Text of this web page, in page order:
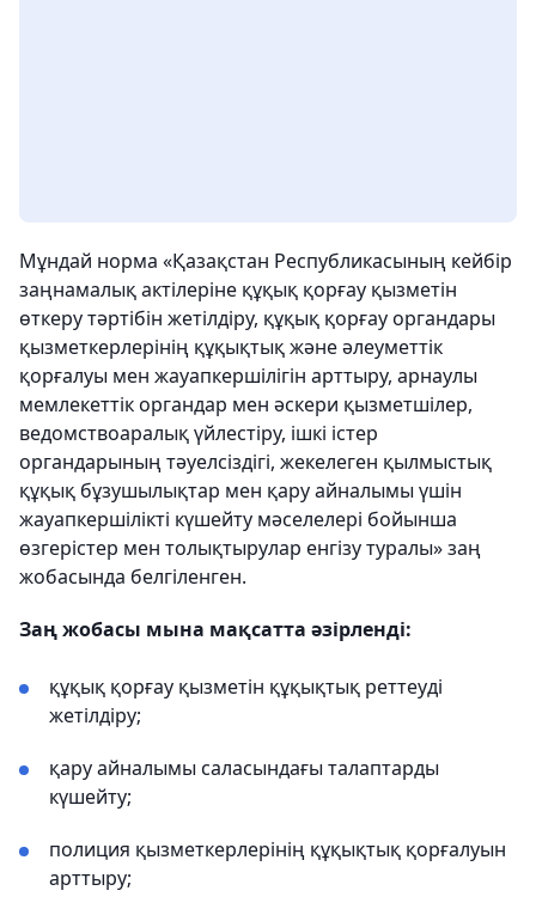
Мұндай норма «Қазақстан Республикасының кейбір
заңнамалық актілеріне құқық қорғау қызметін
өткеру тәртібін жетілдіру, құқық қорғау органдары
қызметкерлерінің құқықтық және әлеуметтік
қорғалуы мен жауапкершілігін арттыру, арнаулы
мемлекеттік органдар мен әскери қызметшілер,
ведомствоаралық үйлестіру, ішкі істер
органдарының тәуелсіздігі, жекелеген қылмыстық
құқық бұзушылықтар мен қару айналымы үшін
жауапкершілікті күшейту мәселелері бойынша
өзгерістер мен толықтырулар енгізу туралы» заң
жобасында белгіленген.
Заң жобасы мына мақсатта әзірленді:
құқық қорғау қызметін құқықтық реттеуді
жетілдіру;
қару айналымы саласындағы талаптарды
күшейту;
полиция қызметкерлерінің құқықтық қорғалуын
арттыру;